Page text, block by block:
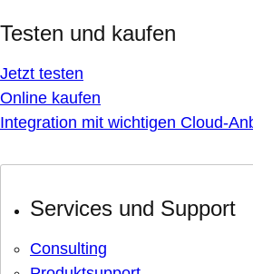
Testen und kaufen
Jetzt testen
Online kaufen
Integration mit wichtigen Cloud-
Services und Support
Consulting